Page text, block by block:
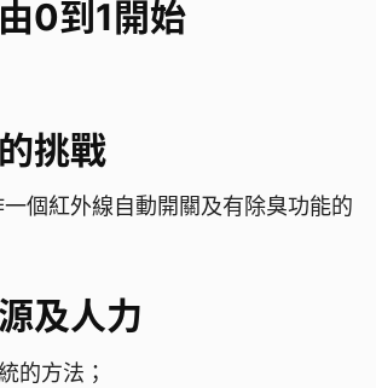
0到1開始
挑戰
個紅外線自動開關及有除臭功能的
及人力
的方法；